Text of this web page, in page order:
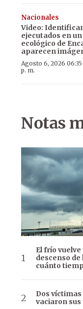
Nacionales
Video:
ejecutados en
ecológico de
aparecen
Agosto 6, 2026 06:35
p. m.
Notas
El frío
descenso de
cuánto
Dos
vaciaron sus